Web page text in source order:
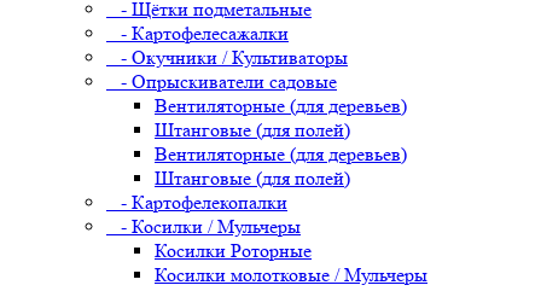
- Щётки подметальные
- Картофелесажалки
- Окучники / Культиваторы
- Опрыскиватели садовые
Вентиляторные (для деревьев)
Штанговые (для полей)
Вентиляторные (для деревьев)
Штанговые (для полей)
- Картофелекопалки
- Косилки / Мульчеры
Косилки Роторные
Косилки молотковые / Мульчеры